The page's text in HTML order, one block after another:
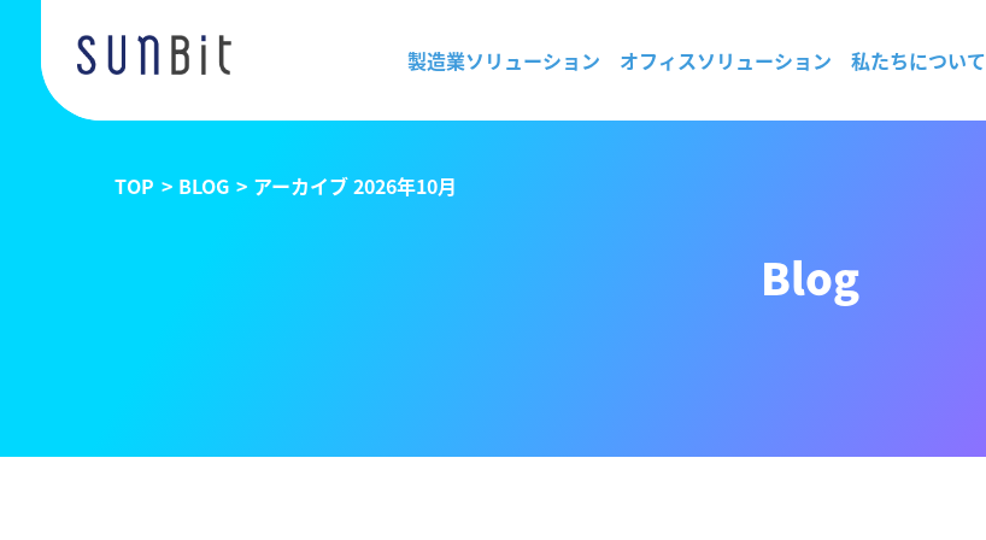
製造業ソリューション オフィスソリューション 私たちについて
Blog
TOP BLOG アーカイブ 2026年10月